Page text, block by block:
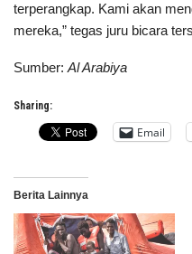
terperangkap. Kami akan
mereka,” tegas juru bicara
Sumber: Al Arabiya
Sharing:
Email
Berita Lainnya